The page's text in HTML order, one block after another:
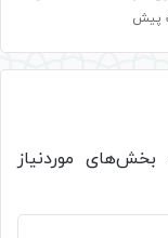
بخش‌های موردنیاز